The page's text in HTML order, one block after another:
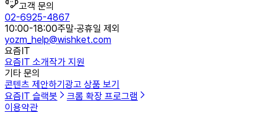
고객 문의
02-6925-4867
10:00-18:00주말·공휴일 제외
yozm_help@wishket.com
요즘IT
요즘IT 소개작가 지원
기타 문의
콘텐츠 제안하기 광고 상품 보기
요즘IT 슬랙봇
크롬 확장 프로그램
이용약관